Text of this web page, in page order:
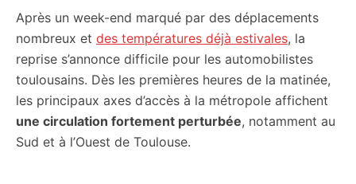
Après un week-end marqué par des déplacements
nombreux et des températures déjà estivales, la
reprise s’annonce difficile pour les automobilistes
toulousains. Dès les premières heures de la matinée,
les principaux axes d’accès à la métropole affichent
une circulation fortement perturbée, notamment au
Sud et à l’Ouest de Toulouse.